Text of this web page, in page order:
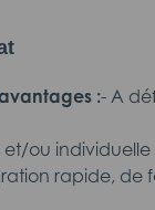
:- A
et/ou individuelle
rapide, de